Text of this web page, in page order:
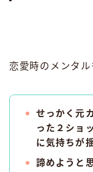
恋愛時のメンタル
せっかく元
った２ショ
に気持ちが
諦めようと